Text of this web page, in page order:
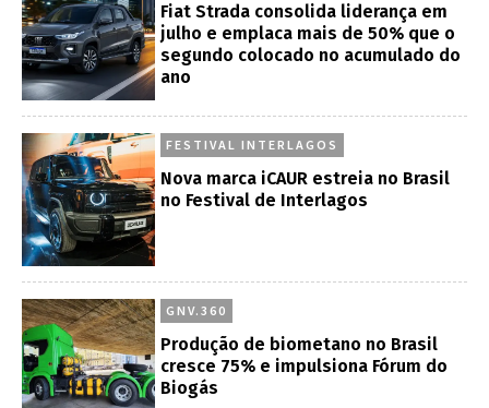
Fiat Strada consolida liderança em
julho e emplaca mais de 50% que o
segundo colocado no acumulado do
ano
FESTIVAL INTERLAGOS
Nova marca iCAUR estreia no Brasil
no Festival de Interlagos
GNV.360
Produção de biometano no Brasil
cresce 75% e impulsiona Fórum do
Biogás